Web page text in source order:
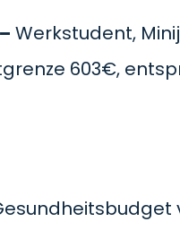
Werkstudent,
603€,